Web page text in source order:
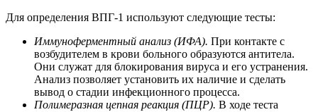
Для определения ВПГ-1 используют следующие тесты:
Иммуноферментный анализ (ИФА). При контакте с
возбудителем в крови больного образуются антитела.
Они служат для блокирования вируса и его устранения.
Анализ позволяет установить их наличие и сделать
вывод о стадии инфекционного процесса.
Полимеразная цепная реакция (ПЦР). В ходе теста